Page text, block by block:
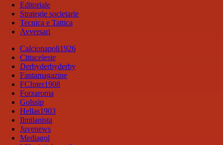
Editoriale
Strategie societarie
Tecnica e Tattica
Avversari
Calcionapoli1926
Cittaceleste
Derbyderbyderby
Fantamagazine
FCInter1908
Forzaroma
Golssip
Hellas1903
Ilmilanista
Juvenews
Mediagol